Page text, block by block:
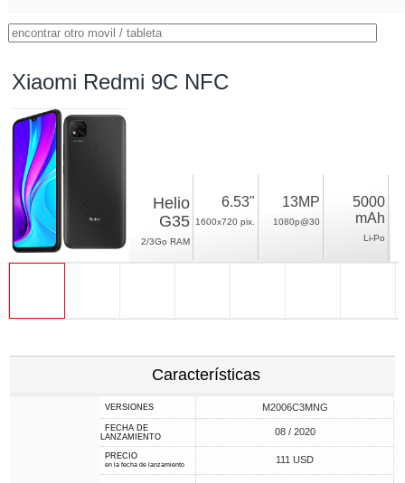
Xiaomi Redmi 9C NFC
Helio
G35
2/3Go RAM
6.53"
1600x720 pix.
13MP
1080p@30
5000
mAh
Li-Po
Características
VERSIONES M2006C3MNG
FECHA DE
LANZAMIENTO
08 / 2020
PRECIO
en la fecha de lanzamiento 111 USD